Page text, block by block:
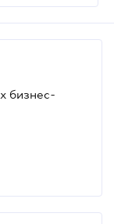
бизнес-